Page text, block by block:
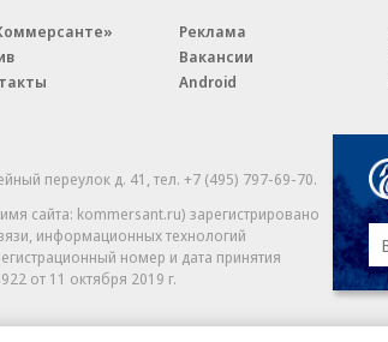
Реклама
Вакансии
Android
переулок д. 41,тел. +7 (495) 797-69-70.
сайта: kommersant.ru) зарегистрировано
информационных технологий
номер и дата принятия
от 11 октября 2019 г.